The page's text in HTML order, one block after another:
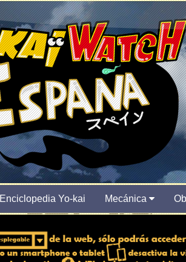
Enciclopedia Yo-kai Mecánica